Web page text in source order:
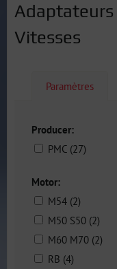
Adaptateurs
Vitesses
Paramètres
Producer:
PMC (27)
Motor:
M54 (2)
M50 S50 (2)
M60 M70 (2)
RB (4)